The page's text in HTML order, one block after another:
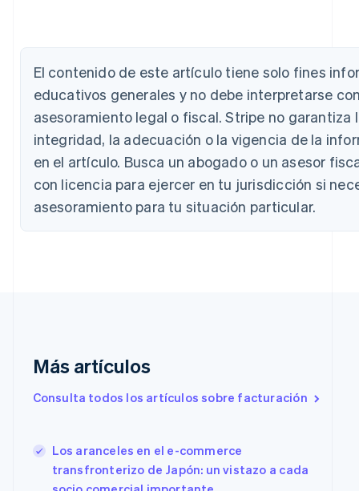
El contenido de este artículo tiene solo fines
educativos generales y no debe interpretarse
asesoramiento legal o fiscal. Stripe no garantiza
integridad, la adecuación o la vigencia de la
en el artículo. Busca un abogado o un asesor
con licencia para ejercer en tu jurisdicción si
asesoramiento para tu situación particular.
Más artículos
Consulta todos los artículos sobre facturación
Los aranceles en el e-commerce
transfronterizo de Japón: un vistazo a cada
Alemania
DeutschEnglish
Australia
Austria
DeutschEnglish
Bélgica
Français Deutsch
Brasil
Croacia
Dinamarca
English
Eslovaquia